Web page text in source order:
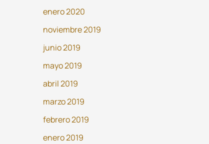
enero 2020
noviembre 2019
junio 2019
mayo 2019
abril 2019
marzo 2019
febrero 2019
enero 2019